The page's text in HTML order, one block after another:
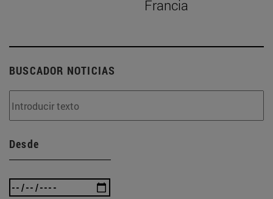
Francia
BUSCADOR NOTICIAS
Desde